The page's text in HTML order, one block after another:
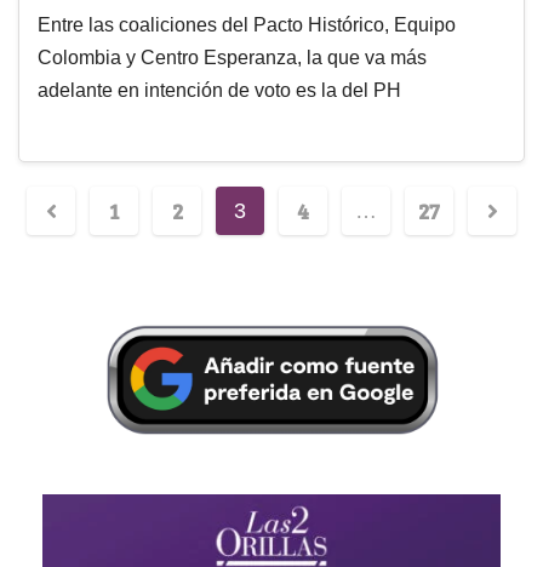
Entre las coaliciones del Pacto Histórico, Equipo
Colombia y Centro Esperanza, la que va más
adelante en intención de voto es la del PH
1 2 3 4 … 27